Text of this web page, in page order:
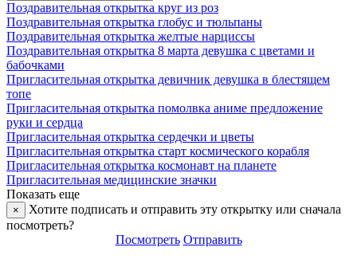
Поздравительная открытка круг из роз
Поздравительная открытка глобус и тюльпаны
Поздравительная открытка желтые нарциссы
Поздравительная открытка 8 марта девушка с цветами и
бабочками
Пригласительная открытка девичник девушка в блестящем
топе
Пригласительная открытка помолвка аниме предложение
руки и сердца
Пригласительная открытка сердечки и цветы
Пригласительная открытка старт космического корабля
Пригласительная открытка космонавт на планете
Пригласительная медицинские значки
Показать еще
×
Хотите подписать и отправить эту открытку или сначала
посмотреть?
Посмотреть Отправить